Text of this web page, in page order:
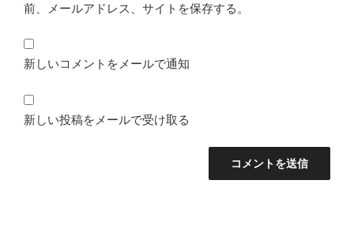
前、メールアドレス、サイトを保存する。
新しいコメントをメールで通知
新しい投稿をメールで受け取る